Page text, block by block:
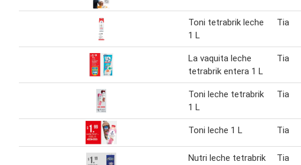
Toni tetrabrik leche
1 L
Tia
La vaquita leche
tetrabrik entera 1 L
Tia
Toni leche tetrabrik
1 L
Tia
Toni leche 1 L Tia
Nutri leche tetrabrik
Tia